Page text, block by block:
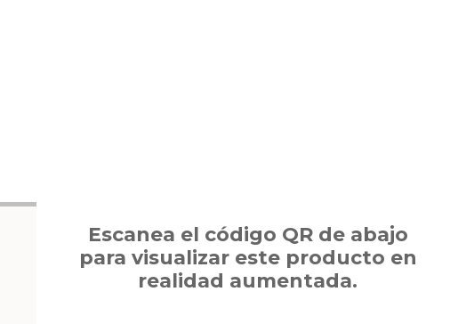
Escanea el código QR de abajo
para visualizar este producto en
realidad aumentada.